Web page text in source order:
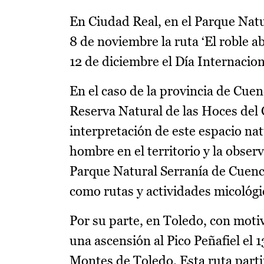
En Ciudad Real, en el Parque
8 de noviembre la ruta ‘El roble
12 de diciembre el Día
En el caso de la provincia de
Reserva Natural de las Hoces
interpretación de este espacio
hombre en el territorio y la
Parque Natural Serranía de
como rutas y actividades
Por su parte, en Toledo, con
una ascensión al Pico Peñafiel el
Montes de Toledo. Esta ruta